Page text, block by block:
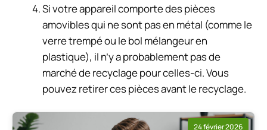
Si votre appareil comporte des pièces
amovibles qui ne sont pas en métal (comme le
verre trempé ou le bol mélangeur en
plastique), il n’y a probablement pas de
marché de recyclage pour celles-ci. Vous
pouvez retirer ces pièces avant le recyclage.
24 février 2026